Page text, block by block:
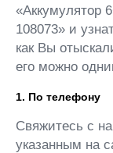
«Аккумулятор
108073» и
как Вы
его можно
1. По телефону
Свяжитесь с
указанным на